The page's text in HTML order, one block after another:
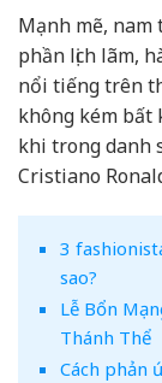
Mạnh mẽ,
phần lịch lãm,
nổi tiếng trên
không kém bất
khi trong danh
Cristiano
3
sao?
Lễ Bổn
Thánh Thể
Cách phản